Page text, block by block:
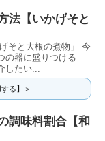
法【いかげそと
そと大根の煮物」 今
の器に盛りつける
したい...
る】＞
調味料割合【和